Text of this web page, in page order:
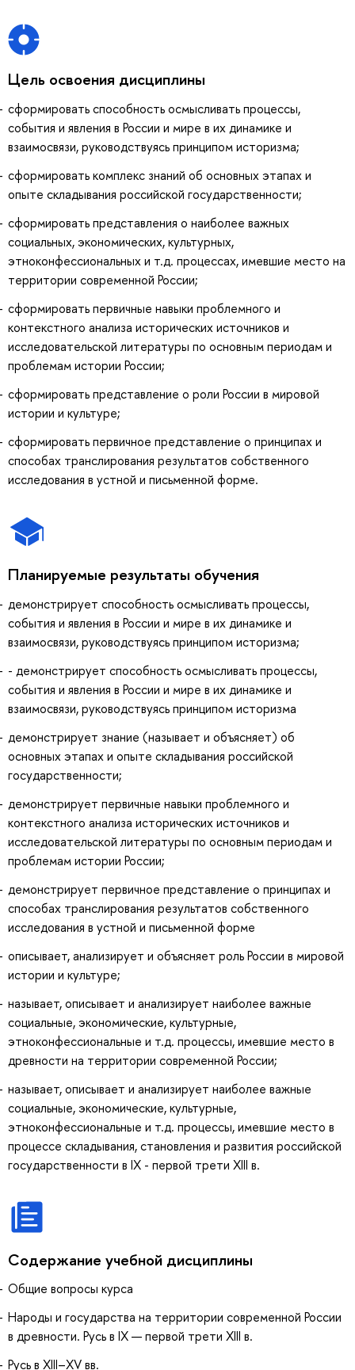
Цель освоения дисциплины
сформировать способность осмысливать процессы,
события и явления в России и мире в их динамике и
взаимосвязи, руководствуясь принципом историзма;
сформировать комплекс знаний об основных этапах и
опыте складывания российской государственности;
сформировать представления о наиболее важных
социальных, экономических, культурных,
этноконфессиональных и т.д. процессах, имевшие место на
территории современной России;
сформировать первичные навыки проблемного и
контекстного анализа исторических источников и
исследовательской литературы по основным периодам и
проблемам истории России;
сформировать представление о роли России в мировой
истории и культуре;
сформировать первичное представление о принципах и
способах транслирования результатов собственного
исследования в устной и письменной форме.
Планируемые результаты обучения
демонстрирует способность осмысливать процессы,
события и явления в России и мире в их динамике и
взаимосвязи, руководствуясь принципом историзма;
- демонстрирует способность осмысливать процессы,
события и явления в России и мире в их динамике и
взаимосвязи, руководствуясь принципом историзма
демонстрирует знание (называет и объясняет) об
основных этапах и опыте складывания российской
государственности;
демонстрирует первичные навыки проблемного и
контекстного анализа исторических источников и
исследовательской литературы по основным периодам и
проблемам истории России;
демонстрирует первичное представление о принципах и
способах транслирования результатов собственного
исследования в устной и письменной форме
описывает, анализирует и объясняет роль России в мировой
истории и культуре;
называет, описывает и анализирует наиболее важные
социальные, экономические, культурные,
этноконфессиональные и т.д. процессы, имевшие место в
древности на территории современной России;
называет, описывает и анализирует наиболее важные
социальные, экономические, культурные,
этноконфессиональные и т.д. процессы, имевшие место в
процессе складывания, становления и развития российской
государственности в IX - первой трети XIII в.
Содержание учебной дисциплины
Общие вопросы курса
Народы и государства на территории современной России
в древности. Русь в IX — первой трети XIII в.
Русь в XIII–XV вв.